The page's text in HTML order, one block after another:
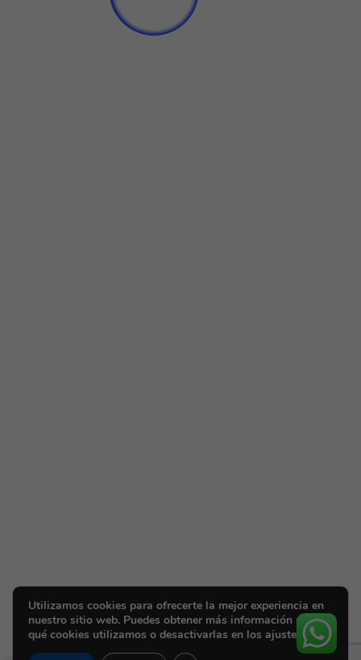
Utilizamos cookies para ofrecerte la mejor experiencia en
nuestro sitio web. Puedes obtener más información sobre
qué cookies utilizamos o desactivarlas en los ajustes.